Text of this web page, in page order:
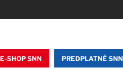
E-SHOP SNN PREDPLATNÉ SNN